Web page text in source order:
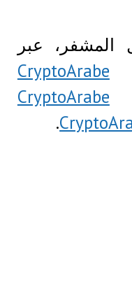
المشفر، عبر
CryptoArabe
CryptoArabe
.